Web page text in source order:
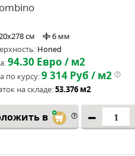
см
6 мм
Honed
94.30 Евро / м2
по курсу:9 314 Руб / м2
на складе:53.376 м2
в